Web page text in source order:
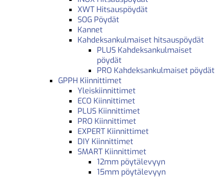
XWT Hitsauspöydät
SOG Pöydät
Kannet
Kahdeksankulmaiset hitsauspöydät
PLUS Kahdeksankulmaiset
pöydät
PRO Kahdeksankulmaiset pöydät
GPPH Kiinnittimet
Yleiskiinnittimet
ECO Kiinnittimet
PLUS Kiinnittimet
PRO Kiinnittimet
EXPERT Kiinnittimet
DIY Kiinnittimet
SMART Kiinnittimet
12mm pöytälevyyn
15mm pöytälevyyn